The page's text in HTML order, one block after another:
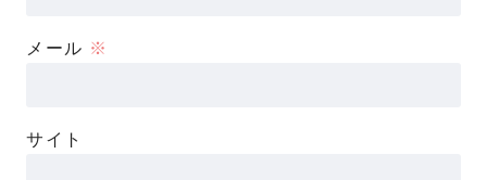
メール ※
サイト